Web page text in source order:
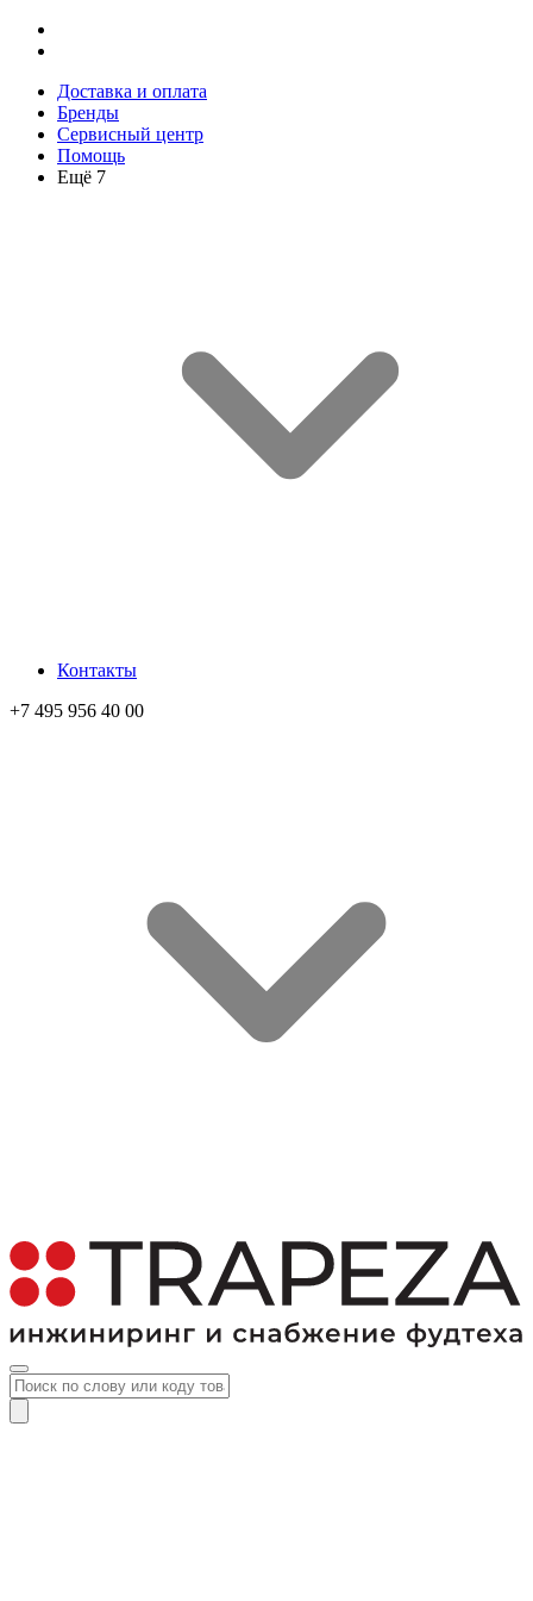
Доставка и оплата
Бренды
Сервисный центр
Помощь
Ещё 7
Контакты
+7 495 956 40 00